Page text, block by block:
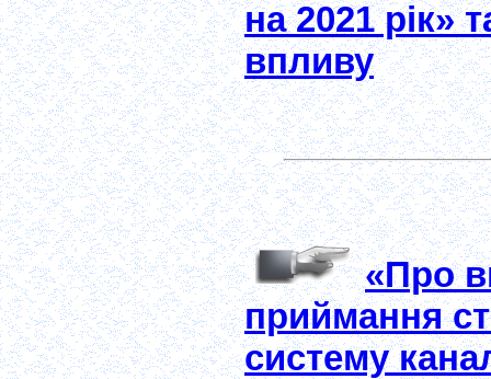
на 2021 рік»
впливу
«Про
приймання
систему